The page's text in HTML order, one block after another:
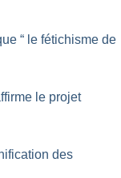
“ le fétichisme de
le projet
des